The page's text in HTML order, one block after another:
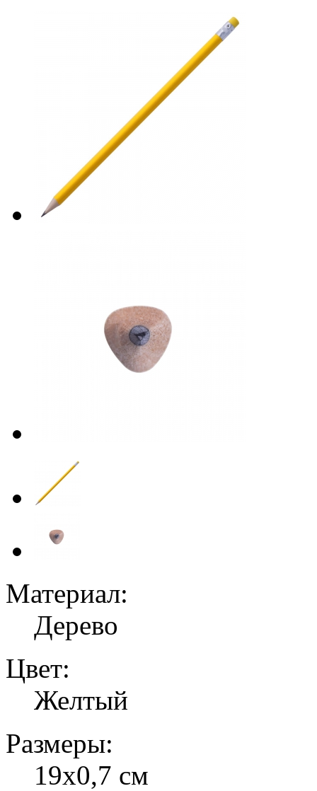
Материал:
Дерево
Цвет:
Желтый
Размеры:
19х0,7 см